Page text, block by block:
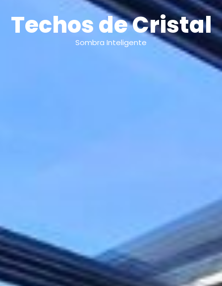
Techos de Cristal
Sombra Inteligente